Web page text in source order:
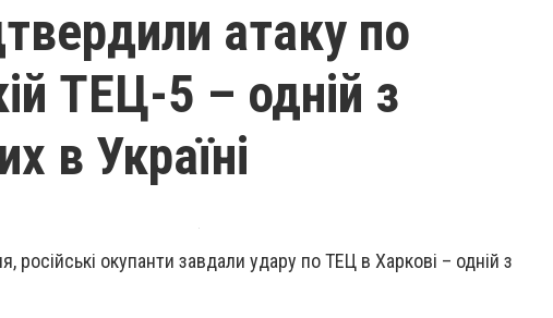
атаку по
ТЕЦ-5 – одній з
в Україні
російські окупанти завдали удару по ТЕЦ в Харкові – одній з